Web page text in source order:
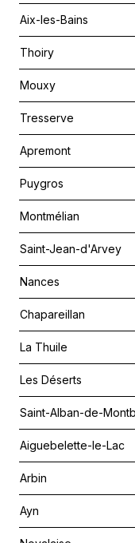
Aix-les-Bains
Thoiry
Mouxy
Tresserve
Apremont
Puygros
Montmélian
Saint-Jean-d'Arvey
Nances
Chapareillan
La Thuile
Les Déserts
Saint-Alban-de-
Aiguebelette-le-Lac
Arbin
Ayn